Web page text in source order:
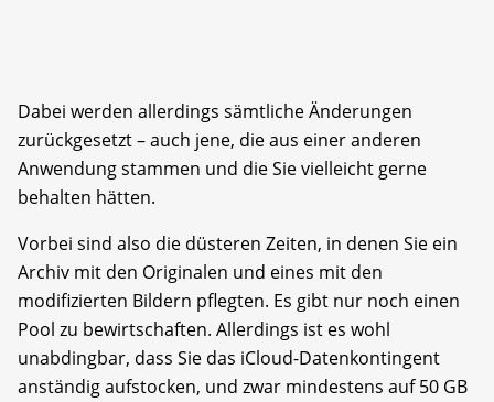
Dabei werden allerdings sämtliche Änderungen
zurückgesetzt – auch jene, die aus einer anderen
Anwendung stammen und die Sie vielleicht gerne
behalten hätten.
Vorbei sind also die düsteren Zeiten, in denen Sie ein
Archiv mit den Originalen und eines mit den
modifizierten Bildern pflegten. Es gibt nur noch einen
Pool zu bewirtschaften. Allerdings ist es wohl
unabdingbar, dass Sie das iCloud-Datenkontingent
anständig aufstocken, und zwar mindestens auf 50 GB